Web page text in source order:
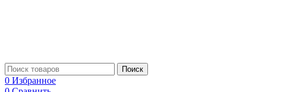
Поиск
0 Избранное